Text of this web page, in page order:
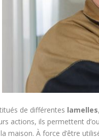
de différentes lamelles
actions, ils permettent
maison. À force d’être